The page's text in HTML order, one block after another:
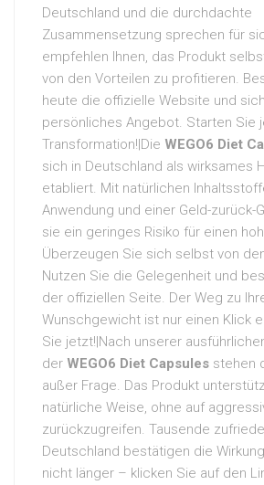
Deutschland und die durchdachte
Zusammensetzung sprechen für
empfehlen Ihnen, das Produkt
von den Vorteilen zu profitieren.
heute die offizielle Website und
persönliches Angebot. Starten Sie
Transformation!|Die WEGO6 Diet
sich in Deutschland als wirksames
etabliert. Mit natürlichen
Anwendung und einer Geld-zurück-
sie ein geringes Risiko für einen
Überzeugen Sie sich selbst von
Nutzen Sie die Gelegenheit und
der offiziellen Seite. Der Weg zu
Wunschgewicht ist nur einen Klick
Sie jetzt!|Nach unserer
der WEGO6 Diet Capsules stehen
außer Frage. Das Produkt
natürliche Weise, ohne auf
zurückzugreifen. Tausende
Deutschland bestätigen die
nicht länger – klicken Sie auf den